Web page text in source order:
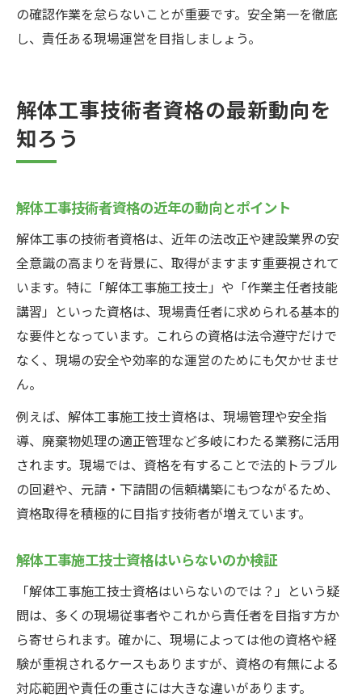
の確認作業を怠らないことが重要です。安全第一を徹底
し、責任ある現場運営を目指しましょう。
解体工事技術者資格の最新動向を
知ろう
解体工事技術者資格の近年の動向とポイント
解体工事の技術者資格は、近年の法改正や建設業界の安
全意識の高まりを背景に、取得がますます重要視されて
います。特に「解体工事施工技士」や「作業主任者技能
講習」といった資格は、現場責任者に求められる基本的
な要件となっています。これらの資格は法令遵守だけで
なく、現場の安全や効率的な運営のためにも欠かせませ
ん。
例えば、解体工事施工技士資格は、現場管理や安全指
導、廃棄物処理の適正管理など多岐にわたる業務に活用
されます。現場では、資格を有することで法的トラブル
の回避や、元請・下請間の信頼構築にもつながるため、
資格取得を積極的に目指す技術者が増えています。
解体工事施工技士資格はいらないのか検証
「解体工事施工技士資格はいらないのでは？」という疑
問は、多くの現場従事者やこれから責任者を目指す方か
ら寄せられます。確かに、現場によっては他の資格や経
験が重視されるケースもありますが、資格の有無による
対応範囲や責任の重さには大きな違いがあります。